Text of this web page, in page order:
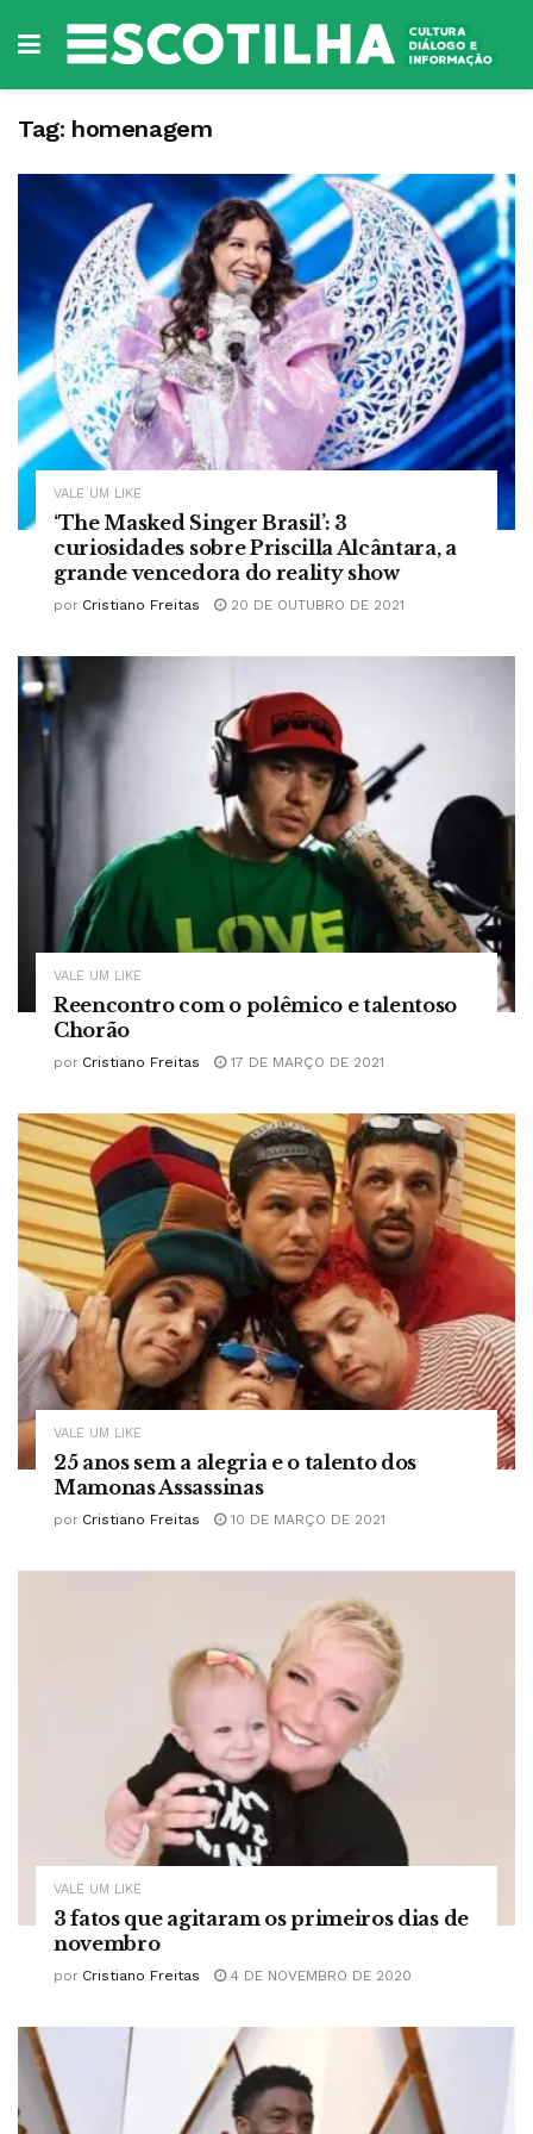
Tag: homenagem
VALE UM LIKE
‘The Masked Singer Brasil’: 3
curiosidades sobre Priscilla Alcântara, a
grande vencedora do reality show
por Cristiano Freitas 20 DE OUTUBRO DE 2021
VALE UM LIKE
Reencontro com o polêmico e talentoso
Chorão
por Cristiano Freitas 17 DE MARÇO DE 2021
VALE UM LIKE
25 anos sem a alegria e o talento dos
Mamonas Assassinas
por Cristiano Freitas 10 DE MARÇO DE 2021
VALE UM LIKE
3 fatos que agitaram os primeiros dias de
novembro
por Cristiano Freitas 4 DE NOVEMBRO DE 2020